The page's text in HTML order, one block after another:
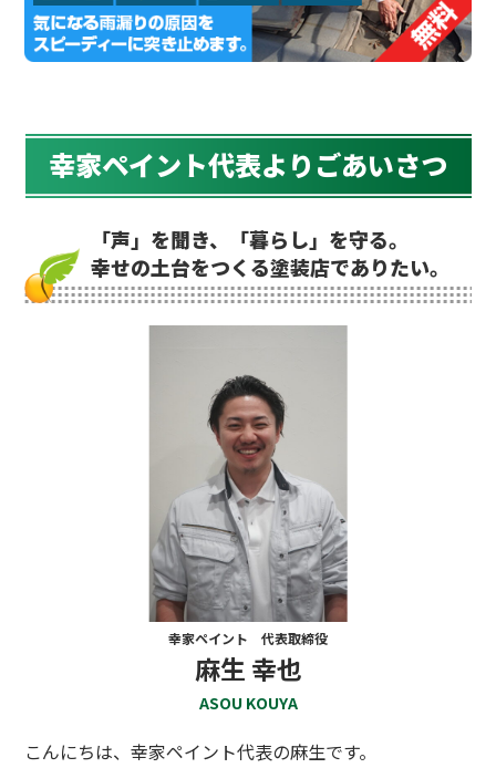
幸家ペイント代表よりごあいさつ
「声」を聞き、「暮らし」を守る。
幸せの土台をつくる塗装店でありたい。
幸家ペイント 代表取締役
麻生 幸也
ASOU KOUYA
こんにちは、幸家ペイント代表の麻生です。